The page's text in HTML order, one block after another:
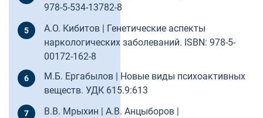
978-5-534-13782-8
А.О. Кибитов | Генетические аспекты
наркологических заболеваний. ISBN: 978-5-
00172-162-8
М.Б. Ергабылов | Новые виды психоактивных
веществ. УДК 615.9:613
В.В. Мрыхин | А.В. Анцыборов |